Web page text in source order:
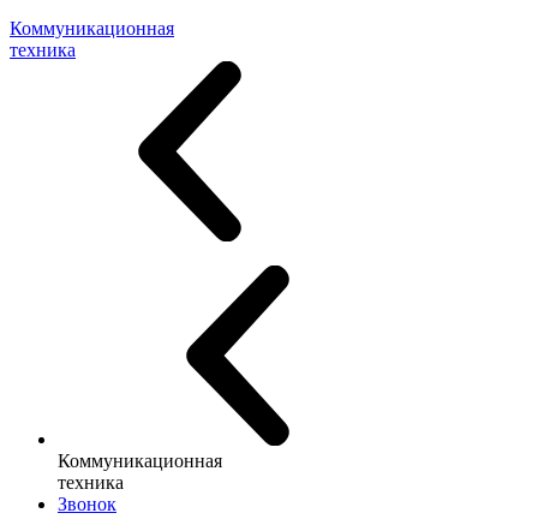
Коммуникационная
техника
Коммуникационная
техника
Звонок